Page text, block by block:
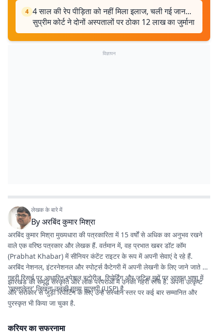
4 4 साल की रेप पीड़िता को नहीं मिला इलाज, चली गई जान...
सुप्रीम कोर्ट ने दोनों अस्पतालों पर ठोका 12 लाख का जुर्माना
विज्ञापन
लेखक के बारे में
Byअरबिंद कुमार मिश्रा
अरबिंद कुमार मिश्रा मुख्यधारा की पत्रकारिता में 15 वर्षों से अधिक का अनुभव रखने
वाले एक वरिष्ठ पत्रकार और लेखक हैं. वर्तमान में, वह प्रभात खबर डॉट कॉम
(Prabhat Khabar) में सीनियर कंटेंट राइटर के रूप में अपनी सेवाएं दे रहे हैं.
अरबिंद नेशनल, इंटरनेशनल और स्पोर्ट्स कैटेगरी में अपनी लेखनी के लिए जाने जाते हैं.
गहरी रिसर्च पर आधारित स्पेशल स्टोरीज, रिपोर्टिंग और जटिल मुद्दों पर आसान भाषा में
'एक्सप्लेनर' लिखना उनकी मुख्य यूएसपी (USP) है.
झारखंड की समृद्ध संस्कृति और लोक परंपराओं में उनकी गहरी रुचि है. अपनी उत्कृष्ट
और सरोकार से जुड़ी रिपोर्टिंग के लिए उन्हें संस्थान स्तर पर कई बार सम्मानित और
पुरस्कृत भी किया जा चुका है.
करियर का सफरनामा